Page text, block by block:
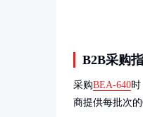
B2B采购
采购BEA-640
商提供每批次的